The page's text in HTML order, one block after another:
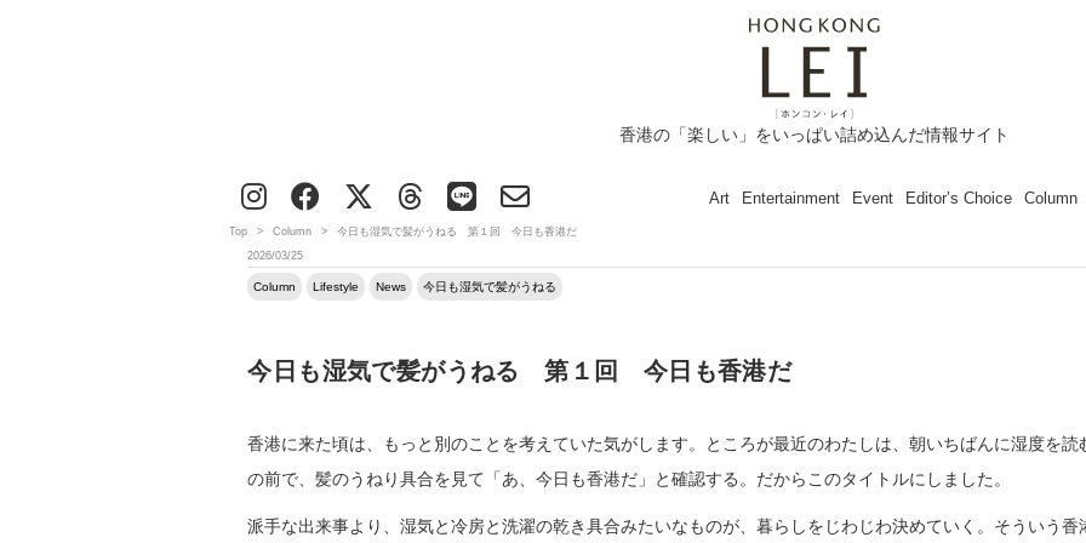
香港の「楽しい」をいっぱい詰め込んだ情報サイト
Art Entertainment Event Editor’s Choice Column
Top > Column >
今日も湿気で髪がうねる 第１回 今日も香港だ
2026/03/25
Column Lifestyle News 今日も湿気で髪がうねる
今日も湿気で髪がうねる 第１回 今日も香港だ
香港に来た頃は、もっと別のことを考えていた気がします。ところが最近のわたしは、朝いちばんに湿度を読
の前で、髪のうねり具合を見て「あ、今日も香港だ」と確認する。だからこのタイトルにしました。
派手な出来事より、湿気と冷房と洗濯の乾き具合みたいなものが、暮らしをじわじわ決めていく。そういう香